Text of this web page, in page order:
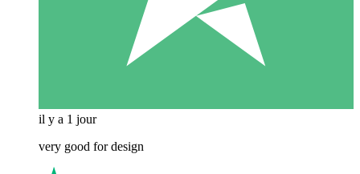
il y a 1 jour
very good for design